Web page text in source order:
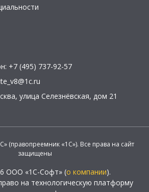
+7 (495) 737-92-57
, улица Селезнёвская, дом 21
(правопреемник «1С»). Все права на сайт
защищены
ООО «1С-Софт» (о компании).
на технологическую платформу